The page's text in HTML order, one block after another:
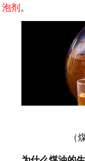
泡剂 。
（